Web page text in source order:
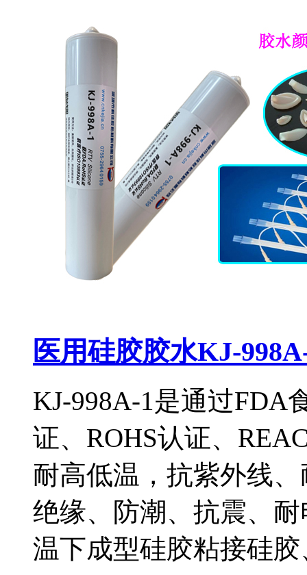
医用硅胶胶水KJ-
KJ-998A-1是通过FDA
证、ROHS认证、
耐高低温，抗紫外线
绝缘、防潮、抗震、
温下成型硅胶粘接硅